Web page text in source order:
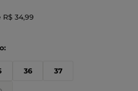
R$ 34,99
36 37